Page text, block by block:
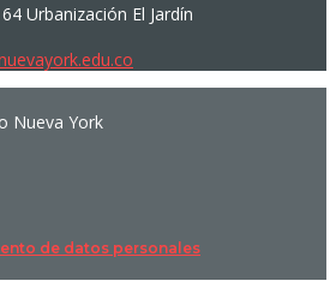
Urbanización El Jardín
Nueva York
de datos personales